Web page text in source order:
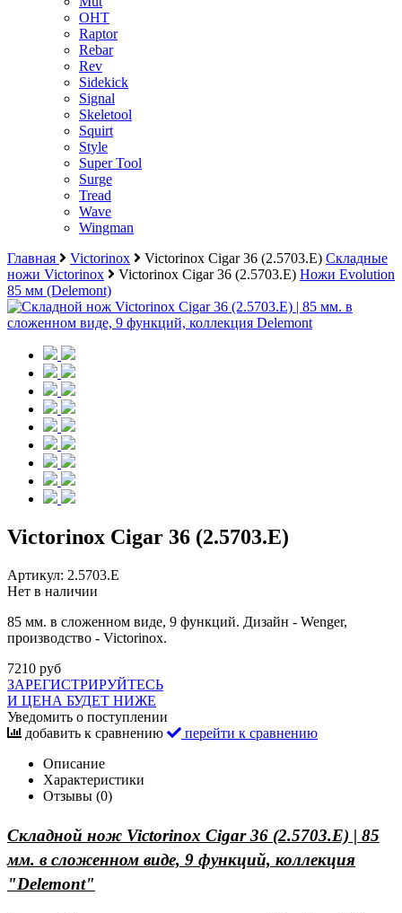
OHT
Raptor
Rebar
Rev
Sidekick
Signal
Skeletool
Squirt
Style
Super Tool
Surge
Tread
Wave
Wingman
Главная
Victorinox Victorinox Cigar 36 (2.5703.E) Складные
ножи Victorinox
Victorinox Cigar 36 (2.5703.E) Ножи Evolution
85 мм (Delemont)
Victorinox Cigar 36 (2.5703.E)
Артикул: 2.5703.E
Нет в наличии
85 мм. в сложенном виде, 9 функций. Дизайн - Wenger,
производство - Victorinox.
7210 руб
ЗАРЕГИСТРИРУЙТЕСЬ
И ЦЕНА БУДЕТ НИЖЕ
Уведомить о поступлении
добавить к сравнению
перейти к сравнению
Описание
Характеристики
Отзывы (0)
Складной нож Victorinox Cigar 36 (2.5703.E) | 85
мм. в сложенном виде, 9 функций, коллекция
"Delemont"